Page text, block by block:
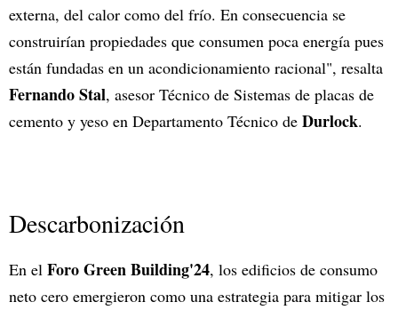
externa, del calor como del frío. En consecuencia se
construirían propiedades que consumen poca energía pues
están fundadas en un acondicionamiento racional", resalta
Fernando Stal, asesor Técnico de Sistemas de placas de
cemento y yeso en Departamento Técnico de Durlock.
Descarbonización
En el Foro Green Building'24, los edificios de consumo
neto cero emergieron como una estrategia para mitigar los